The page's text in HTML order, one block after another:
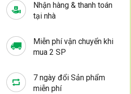
Nhận hàng & thanh toán
tại nhà
Miễn phí vận chuyển khi
mua 2 SP
7 ngày đổi Sản phẩm
miễn phí